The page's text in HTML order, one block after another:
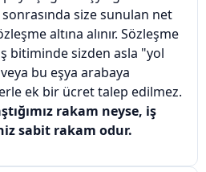
size sunulan net
altına alınır. Sözleşme
bitiminde sizden asla "yol
bu eşya arabaya
ek bir ücret talep edilmez.
rakam neyse, iş
sabit rakam odur.